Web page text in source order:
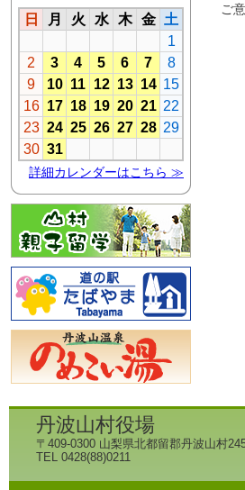
ご
丹波山村役場
〒409-0300 山梨県北都留郡丹波山村
TEL 0428(88)0211